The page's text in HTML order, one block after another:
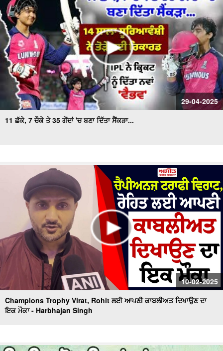
29-04-2025
11 ਛੱਕੇ, 7 ਚੌਕੇ ਤੇ 35 ਗੇਂਦਾਂ 'ਚ ਬਣਾ ਦਿੱਤਾ ਸੈਂਕੜਾ...
10-02-2025
Champions Trophy Virat, Rohit ਲਈ ਆਪਣੀ ਕਾਬਲੀਅਤ ਦਿਖਾਉਣ ਦਾ
ਇਕ ਮੌਕਾ - Harbhajan Singh